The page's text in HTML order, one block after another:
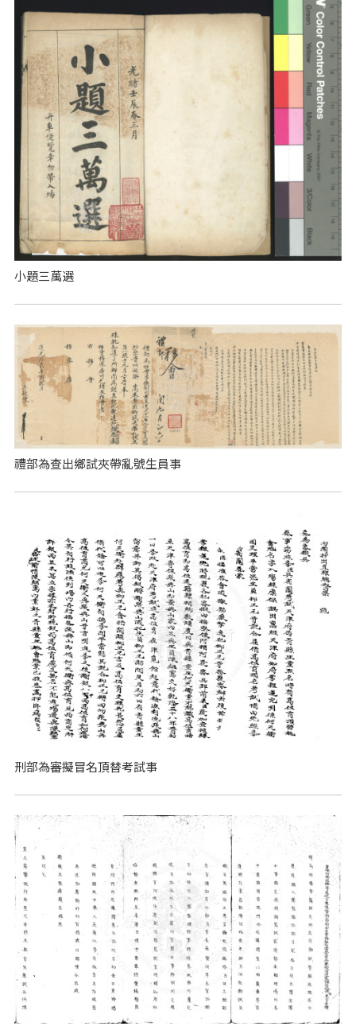
小題三萬選
禮部為查出鄉試夾帶亂號生員事
刑部為審擬冒名頂替考試事